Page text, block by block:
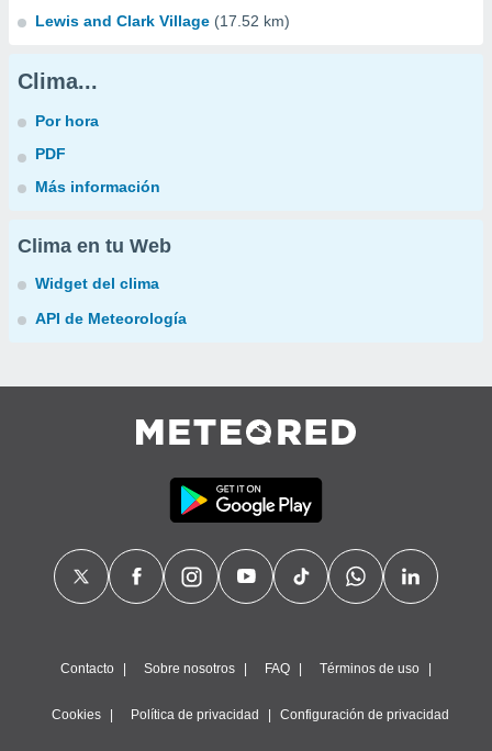
Lewis and Clark Village (17.52 km)
Clima...
Por hora
PDF
Más información
Clima en tu Web
Widget del clima
API de Meteorología
Contacto Sobre nosotros FAQ Términos de uso
Cookies Política de privacidad Configuración de privacidad